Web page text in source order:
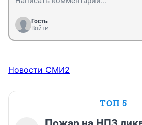
Гость
Войти
Новости СМИ2
ТОП 5